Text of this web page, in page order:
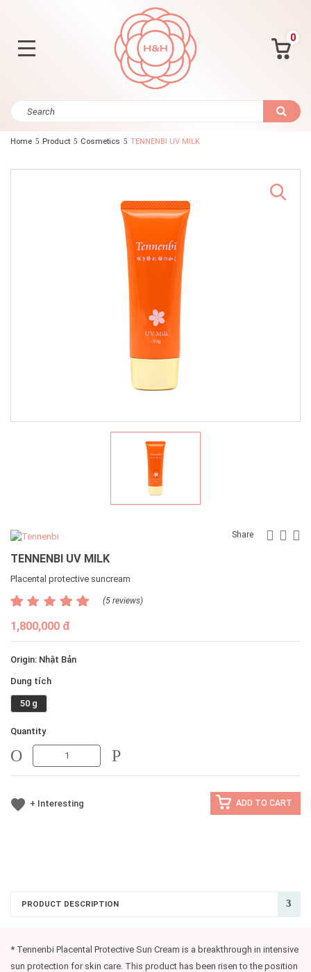
0
Home Product Cosmetics TENNENBI UV MILK
Share
TENNENBI UV MILK
Placental protective suncream
(5 reviews)
1,800,000 đ
Origin: Nhật Bản
Dung tích
50 g
Quantity
MINUS MINUS
+ Interesting ADD TO CART
PRODUCT DESCRIPTION
* Tennenbi Placental Protective Sun Cream is a breakthrough in intensive
sun protection for skin care. This product has been risen to the position